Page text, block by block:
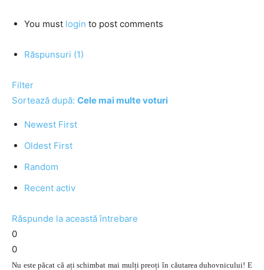
You must login to post comments
Răspunsuri (1)
Filter
Sortează după: Cele mai multe voturi
Newest First
Oldest First
Random
Recent activ
Răspunde la această întrebare
0
0
Nu este păcat că ați schimbat mai mulți preoți în căutarea duhovnicului! E